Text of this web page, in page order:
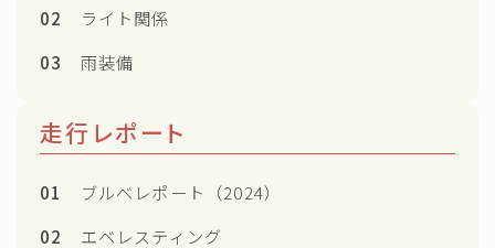
02
ライト関係
03
雨装備
走行レポート
01
ブルべレポート（2024）
02
エベレスティング